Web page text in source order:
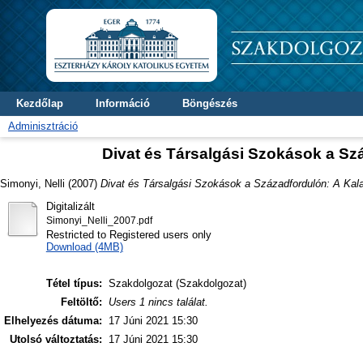
Kezdőlap Információ
Böngészés
Adminisztráció
Divat és Társalgási Szokások a
Simonyi, Nelli (2007) Divat és Társalgási Szokások a Századfordulón: A
Digitalizált
Simonyi_Nelli_2007.pdf
Restricted to Registered users only
Download (4MB)
Tétel típus: Szakdolgozat (Szakdolgozat)
Feltöltő:
Users 1 nincs találat.
Elhelyezés dátuma:
17 Júni 2021 15:30
Utolsó változtatás:
17 Júni 2021 15:30